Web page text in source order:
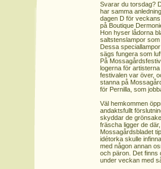
Svarar du torsdag?
har samma
dagen D för
på Boutique
Hon hyser lådorna
saltstenslampor
Dessa
sägs fungera som
På
logerna för
festivalen var över,
stanna på
för Pernilla, som
Väl hemkommen
andaktsfullt
skyddar de
fräscha ligger de
Mossagårdsbladet
idétorka skulle
med någon annan
och päron. Det finns
under veckan med